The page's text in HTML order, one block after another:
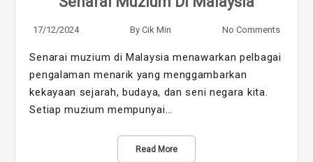
17/12/2024 By Cik Min No Comments
Senarai muzium di Malaysia menawarkan pelbagai
pengalaman menarik yang menggambarkan
kekayaan sejarah, budaya, dan seni negara kita.
Setiap muzium mempunyai…
Read More